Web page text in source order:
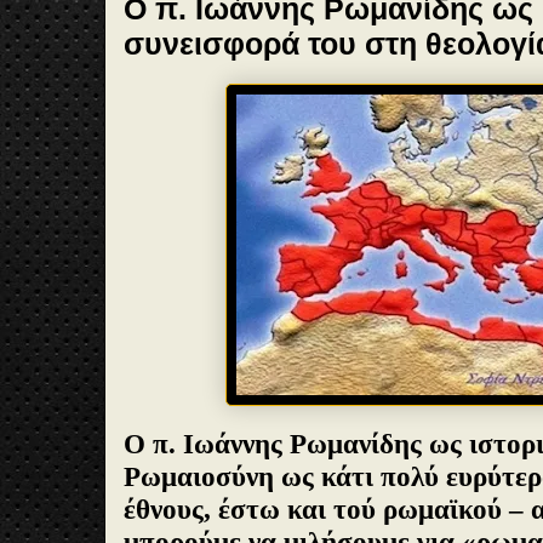
O π. Ιωάννης Ρωμανίδης ως
συνεισφορά του στη
Ο π. Ιωάννης Ρωμανίδης ως
Ρωμαιοσύνη ως κάτι πολύ
έθνους, έστω και τού ρωμαϊκού –